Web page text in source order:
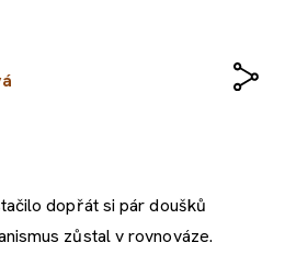
dopřát si pár doušků
zůstal v rovnováze.